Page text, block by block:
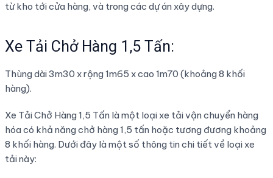
từ kho tới cửa hàng, và trong các dự án xây dựng.
Xe Tải Chở Hàng 1,5 Tấn:
Thùng dài 3m30 x rộng 1m65 x cao 1m70 (khoảng 8 khối
hàng).
Xe Tải Chở Hàng 1,5 Tấn là một loại xe tải vận chuyển hàng
hóa có khả năng chở hàng 1,5 tấn hoặc tương đương khoảng
8 khối hàng. Dưới đây là một số thông tin chi tiết về loại xe
tải này: